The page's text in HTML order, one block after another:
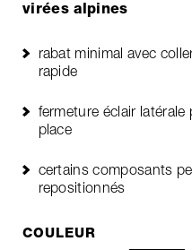
virées alpines
rabat minimal avec
rapide
fermeture éclair
place
certains composants
repositionnés
COULEUR